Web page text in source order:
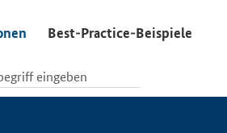
Best-Practice-Beispiele